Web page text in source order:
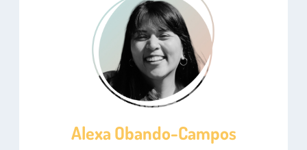
Alexa Obando-Campos